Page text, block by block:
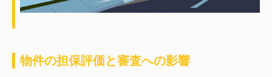
物件の担保評価と審査への影響